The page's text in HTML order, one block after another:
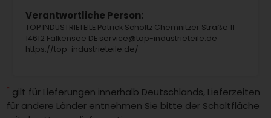
Verantwortliche Person:
TOP INDUSTRIETEILE Patrick Scholtz Chemnitzer Straße 11
14612 Falkensee DE service@top-industrieteile.de
https://top-industrieteile.de/
* gilt für Lieferungen innerhalb Deutschlands, Lieferzeiten
für andere Länder entnehmen Sie bitte der Schaltfläche